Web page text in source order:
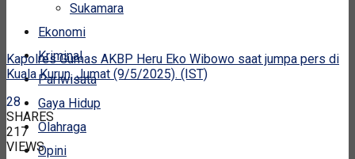
Sukamara
Ekonomi
Kriminal
Pariwisata
Gaya Hidup
Olahraga
Opini
Kapolres Gumas AKBP Heru Eko Wibowo saat jumpa pers di
Kuala Kurun, Jumat (9/5/2025). (IST)
28
SHARES
217
VIEWS